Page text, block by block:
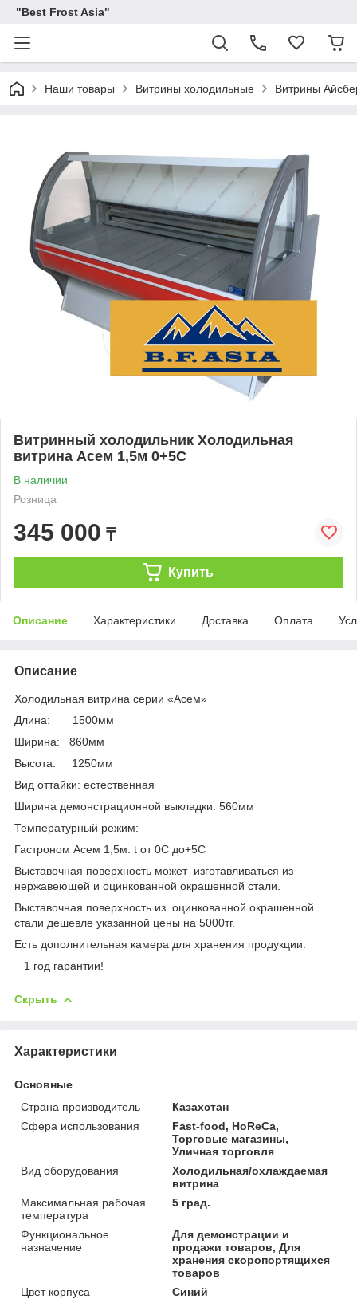
"Best Frost Asia"
Наши товары Витрины холодильные Витрины
Витринный холодильник Холодильная
витрина Асем 1,5м 0+5С
В наличии
Розница
345 000 ₸
Купить
Описание Характеристики Доставка Оплата
Описание
Холодильная витрина серии «Асем»
Длина: 1500мм
Ширина: 860мм
Высота: 1250мм
Вид оттайки: естественная
Ширина демонстрационной выкладки: 560мм
Температурный режим:
Гастроном Асем 1,5м: t от 0С до+5С
Выставочная поверхность может изготавливаться из
нержавеющей и оцинкованной окрашенной стали.
Выставочная поверхность из оцинкованной окрашенной
стали дешевле указанной цены на 5000тг.
Есть дополнительная камера для хранения продукции.
1 год гарантии!
Скрыть
Характеристики
Основные
Страна производитель
Казахстан
Сфера использования
Fast-food, HoReCa,
Торговые магазины,
Уличная торговля
Вид оборудования
Холодильная/охлаждаемая
витрина
Максимальная рабочая
температура
5 град.
Функциональное
назначение
Для демонстрации и
продажи товаров, Для
хранения скоропортящихся
товаров
Цвет корпуса
Синий